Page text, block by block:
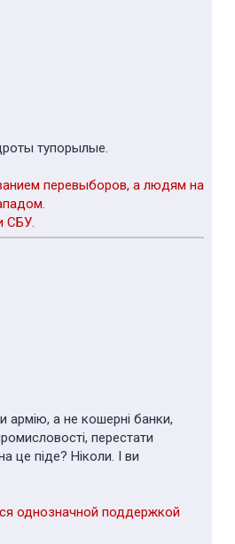
тупорылые.
перевыборов, а людям на
СБУ.
а не кошерні банки,
перестати
це піде? Ніколи. І ви
однозначной поддержкой